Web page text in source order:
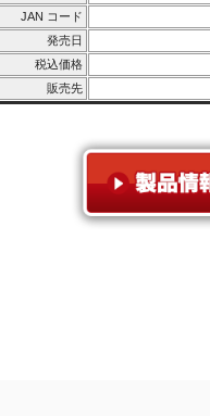
JAN コード
発売日
税込価格
販売先